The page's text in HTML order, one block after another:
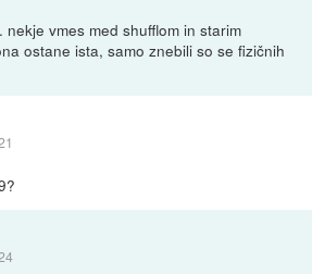
vmes med shufflom in starim
ostane ista, samo znebili so se fizičnih